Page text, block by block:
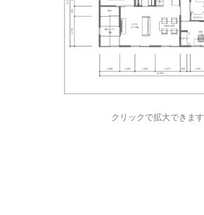
クリックで拡大できます